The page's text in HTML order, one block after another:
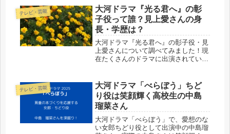
テレビ・芸能
大河ドラマ『光る君へ』の彰
子役って誰？見上愛さんの身
長・学歴は？
大河ドラマ『光る君へ』の彰子役・見
上愛さんについて調べてみました！現
在たくさんのドラマに出演されている
も調べてみましたよ。
テレビ・芸能
大河ドラマ「べらぼう」ちど
り役は笑顔輝く高校生の中島
瑠菜さん
大河ドラマ「べらぼう」で、愛想のな
い女郎ちどり役として出演中の中島瑠